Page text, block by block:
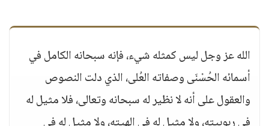
الله عز وجل ليس كمثله شيء، فإنه سبحانه الكامل في
أسمائه الحُسْنَى وصفاته العُلى، الذي دلت النصوص
والعقول على أنه لا نظير له سبحانه وتعالى، فلا مثيل له